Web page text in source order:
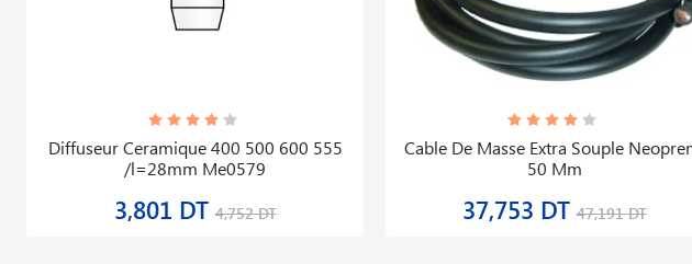
Diffuseur Ceramique 400 500 600 555
/l=28mm Me0579
3,801 DT4,752 DT
Cable De Masse Extra Souple
50 Mm
37,753 DT47,191 DT